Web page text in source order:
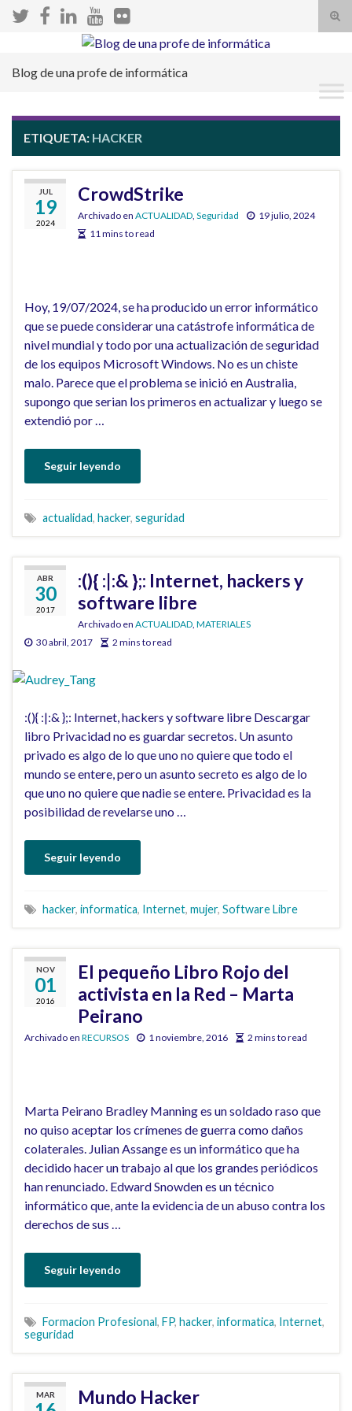
el
Search for:
Blog de una profe de informática
ETIQUETA: HACKER
JUL
19
2024
CrowdStrike
Archivado en ACTUALIDAD Seguridad
19 julio, 2024
11 mins to read
Hoy, 19/07/2024, se ha producido un error informático
que se puede considerar una catástrofe informática de
nivel mundial y todo por una actualización de seguridad
de los equipos Microsoft Windows. No es un chiste
malo. Parece que el problema se inició en Australia,
supongo que serian los primeros en actualizar y luego se
extendió por …
Seguir leyendo
actualidad, hacker, seguridad
ABR
30
2017
:(){ :|:& };: Internet, hackers y
software libre
Archivado en ACTUALIDAD MATERIALES
30 abril, 2017
2 mins to read
:(){ :|:& };: Internet, hackers y software libre Descargar
libro Privacidad no es guardar secretos. Un asunto
privado es algo de lo que uno no quiere que todo el
mundo se entere, pero un asunto secreto es algo de lo
que uno no quiere que nadie se entere. Privacidad es la
posibilidad de revelarse uno …
Seguir leyendo
hacker, informatica, Internet, mujer, Software Libre
NOV
01
2016
El pequeño Libro Rojo del
activista en la Red – Marta
Peirano
Archivado en RECURSOS 1 noviembre, 2016 2 mins to read
Marta Peirano Bradley Manning es un soldado raso que
no quiso aceptar los crímenes de guerra como daños
colaterales. Julian Assange es un informático que ha
decidido hacer un trabajo al que los grandes periódicos
han renunciado. Edward Snowden es un técnico
informático que, ante la evidencia de un abuso contra los
derechos de sus …
Seguir leyendo
Formacion Profesional, FP, hacker, informatica, Internet,
seguridad
MAR Mundo Hacker